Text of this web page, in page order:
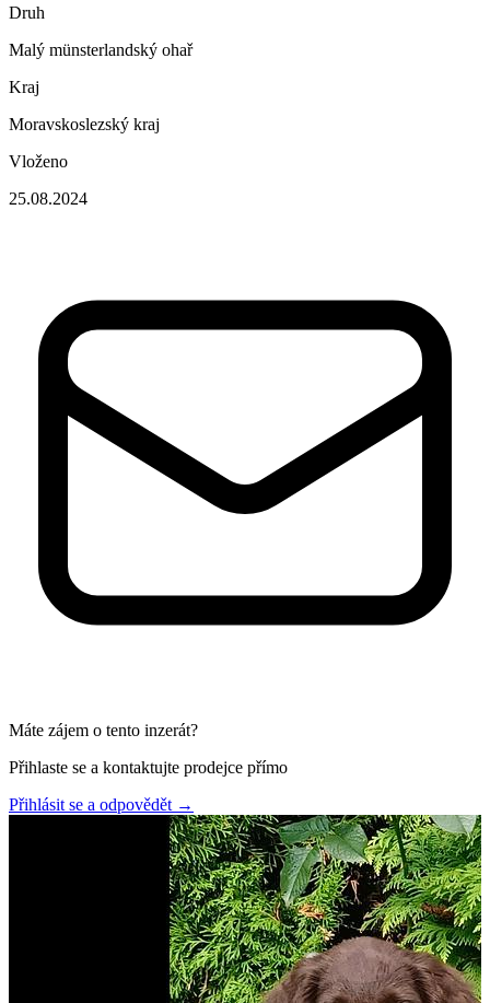
Druh
Malý münsterlandský ohař
Kraj
Moravskoslezský kraj
Vloženo
25.08.2024
Máte zájem o tento inzerát?
Přihlaste se a kontaktujte prodejce přímo
Přihlásit se a odpovědět →